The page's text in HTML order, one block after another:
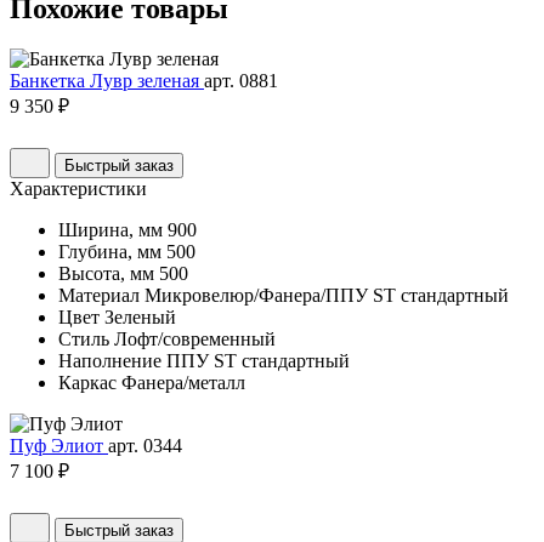
Похожие товары
Банкетка Лувр зеленая арт. 0881
9 350 ₽
Быстрый заказ
Характеристики
Ширина, мм 900
Глубина, мм 500
Высота, мм 500
Материал Микровелюр/Фанера/ППУ ST стандартный
Цвет Зеленый
Стиль Лофт/современный
Наполнение ППУ ST стандартный
Каркас Фанера/металл
Пуф Элиот арт. 0344
7 100 ₽
Быстрый заказ